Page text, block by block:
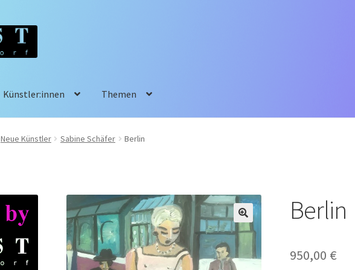
Künstler:innen Themen
Neue Künstler Sabine Schäfer Berlin
Berlin
950,00 €